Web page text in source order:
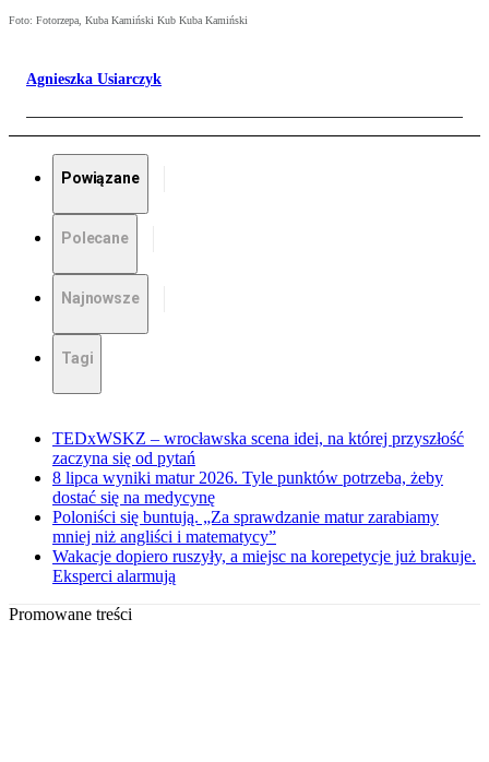
Foto: Fotorzepa, Kuba Kamiński Kub Kuba Kamiński
Agnieszka Usiarczyk
Powiązane
Polecane
Najnowsze
Tagi
TEDxWSKZ – wrocławska scena idei, na której przyszłość
zaczyna się od pytań
8 lipca wyniki matur 2026. Tyle punktów potrzeba, żeby
dostać się na medycynę
Poloniści się buntują. „Za sprawdzanie matur zarabiamy
mniej niż angliści i matematycy”
Wakacje dopiero ruszyły, a miejsc na korepetycje już brakuje.
Eksperci alarmują
Promowane treści